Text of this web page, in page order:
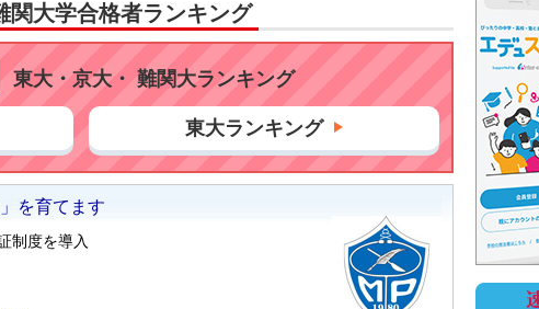
関大学合格者ランキング
東大・京大・ 難関大ランキング
東大ランキング